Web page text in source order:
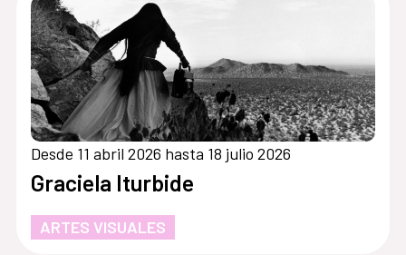
Desde 11 abril 2026 hasta 18 julio 2026
Graciela Iturbide
ARTES VISUALES